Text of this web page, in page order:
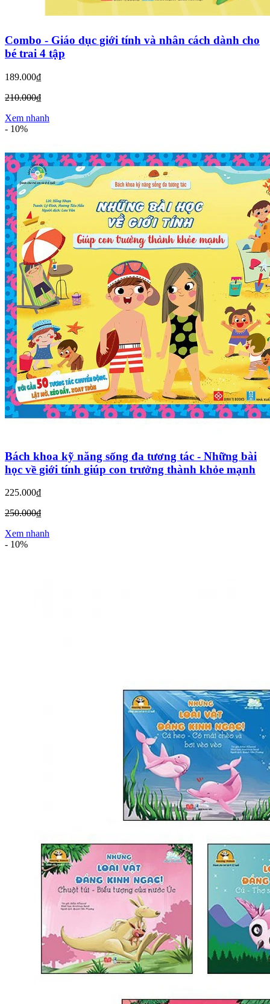
Combo - Giáo dục giới tính và nhân cách dành cho
bé trai 4 tập
189.000₫
210.000₫
Xem nhanh
- 10%
Bách khoa kỹ năng sống đa tương tác - Những bài
học về giới tính giúp con trưởng thành khỏe mạnh
225.000₫
250.000₫
Xem nhanh
- 10%